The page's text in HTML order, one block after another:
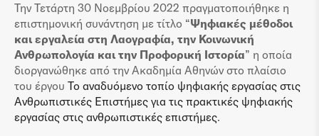
Την Τετάρτη 30 Νοεμβρίου 2022 πραγματοποιήθηκε η
επιστημονική συνάντηση με τίτλο “Ψηφιακές μέθοδοι
και εργαλεία στη Λαογραφία, την Κοινωνική
Ανθρωπολογία και την Προφορική Ιστορία” η οποία
διοργανώθηκε από την Ακαδημία Αθηνών στο πλαίσιο
του έργου Το αναδυόμενο τοπίο ψηφιακής εργασίας στις
Ανθρωπιστικές Επιστήμες για τις πρακτικές ψηφιακής
εργασίας στις ανθρωπιστικές επιστήμες.